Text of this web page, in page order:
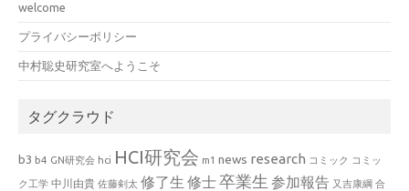
welcome
プライバシーポリシー
中村聡史研究室へようこそ
タグクラウド
b3 b4 GN研究会 hci HCI研究会 m1 news research コミック コミッ
ク工学 中川由貴 佐藤剣太 修了生 修士卒業生 参加報告 又吉康綱 合